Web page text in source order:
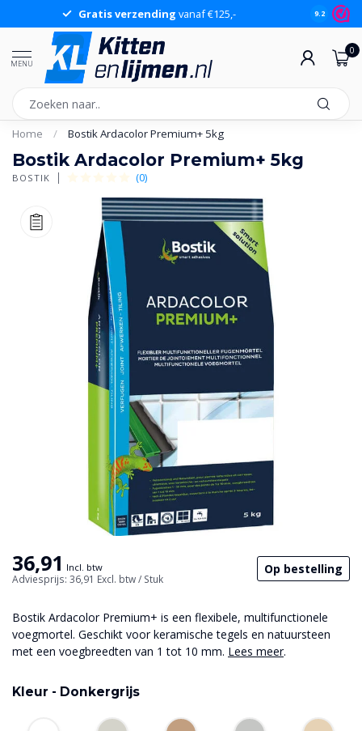
Gratis verzending vanaf €125,- 9.2
MENU
0
Home / Bostik Ardacolor Premium+ 5kg
Bostik Ardacolor Premium+ 5kg
BOSTIK (0)
36,91 Incl. btw
Adviesprijs: 36,91 Excl. btw/ Stuk
Op bestelling
Bostik Ardacolor Premium+ is een flexibele, multifunctionele
voegmortel. Geschikt voor keramische tegels en natuursteen
met een voegbreedten van 1 tot 10 mm. Lees meer.
Kleur - Donkergrijs